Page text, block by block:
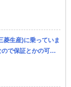
困っています。 カ
菱生産)に乗っていま
で保証とかの可能